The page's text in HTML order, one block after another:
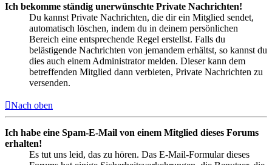
Ich bekomme ständig unerwünschte Private Nachrichten!
Du kannst Private Nachrichten, die dir ein Mitglied sendet,
automatisch löschen, indem du in deinem persönlichen
Bereich eine entsprechende Regel erstellst. Falls du
belästigende Nachrichten von jemandem erhältst, so kannst du
dies auch einem Administrator melden. Dieser kann dem
betreffenden Mitglied dann verbieten, Private Nachrichten zu
versenden.
Nach oben
Ich habe eine Spam-E-Mail von einem Mitglied dieses Forums
erhalten!
Es tut uns leid, das zu hören. Das E-Mail-Formular dieses